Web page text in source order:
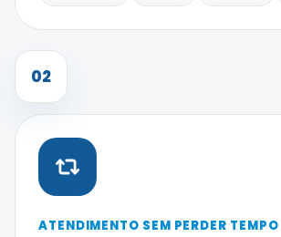
02
ATENDIMENTO SEM PERDER TEMPO